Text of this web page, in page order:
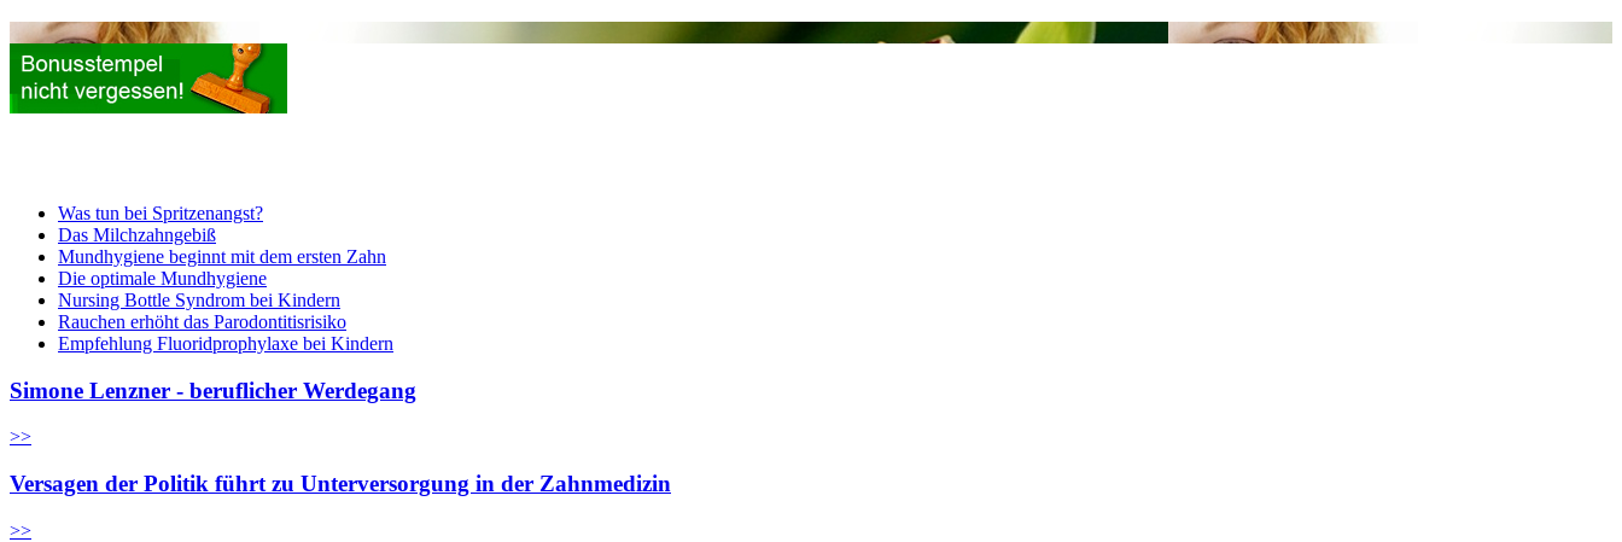
Was tun bei Spritzenangst?
Das Milchzahngebiß
Mundhygiene beginnt mit dem ersten Zahn
Die optimale Mundhygiene
Nursing Bottle Syndrom bei Kindern
Rauchen erhöht das Parodontitisrisiko
Empfehlung Fluoridprophylaxe bei Kindern
Simone Lenzner - beruflicher Werdegang
>>
Versagen der Politik führt zu Unterversorgung in der Zahnmedizin
>>